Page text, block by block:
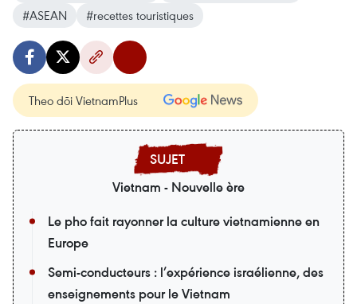
#ASEAN
#recettes touristiques
Theo dõi VietnamPlus
Vietnam - Nouvelle ère
Le pho fait rayonner la culture vietnamienne en
Europe
Semi-conducteurs : l’expérience israélienne, des
enseignements pour le Vietnam